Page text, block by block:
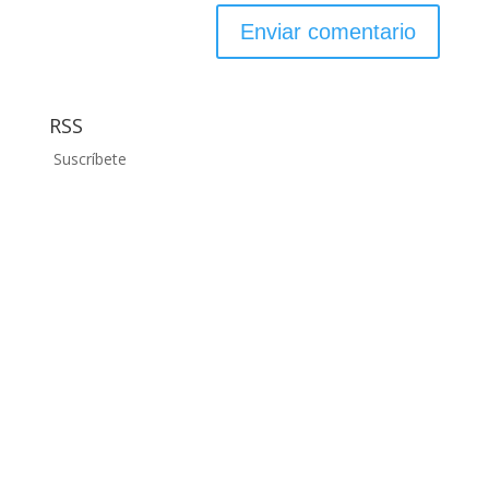
RSS
Suscríbete